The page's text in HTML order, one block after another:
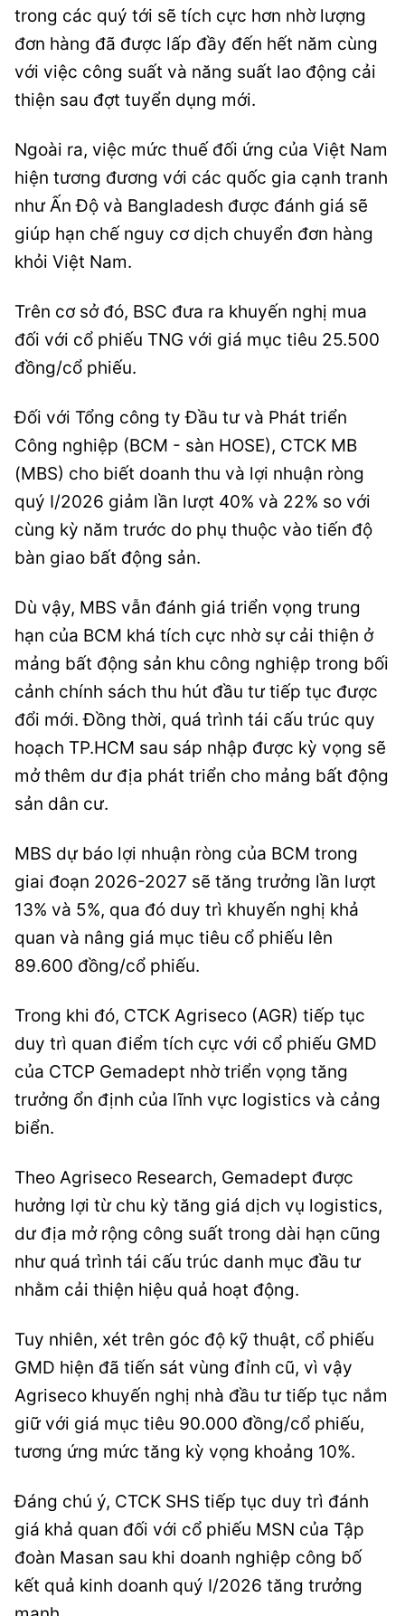
trong các quý tới sẽ tích cực hơn nhờ lượng
đơn hàng đã được lấp đầy đến hết năm cùng
với việc công suất và năng suất lao động cải
thiện sau đợt tuyển dụng mới.
Ngoài ra, việc mức thuế đối ứng của Việt Nam
hiện tương đương với các quốc gia cạnh tranh
như Ấn Độ và Bangladesh được đánh giá sẽ
giúp hạn chế nguy cơ dịch chuyển đơn hàng
khỏi Việt Nam.
Trên cơ sở đó, BSC đưa ra khuyến nghị mua
đối với cổ phiếu TNG với giá mục tiêu 25.500
đồng/cổ phiếu.
Đối với Tổng công ty Đầu tư và Phát triển
Công nghiệp (BCM - sàn HOSE), CTCK MB
(MBS) cho biết doanh thu và lợi nhuận ròng
quý I/2026 giảm lần lượt 40% và 22% so với
cùng kỳ năm trước do phụ thuộc vào tiến độ
bàn giao bất động sản.
Dù vậy, MBS vẫn đánh giá triển vọng trung
hạn của BCM khá tích cực nhờ sự cải thiện ở
mảng bất động sản khu công nghiệp trong bối
cảnh chính sách thu hút đầu tư tiếp tục được
đổi mới. Đồng thời, quá trình tái cấu trúc quy
hoạch TP.HCM sau sáp nhập được kỳ vọng sẽ
mở thêm dư địa phát triển cho mảng bất động
sản dân cư.
MBS dự báo lợi nhuận ròng của BCM trong
giai đoạn 2026-2027 sẽ tăng trưởng lần lượt
13% và 5%, qua đó duy trì khuyến nghị khả
quan và nâng giá mục tiêu cổ phiếu lên
89.600 đồng/cổ phiếu.
Trong khi đó, CTCK Agriseco (AGR) tiếp tục
duy trì quan điểm tích cực với cổ phiếu GMD
của CTCP Gemadept nhờ triển vọng tăng
trưởng ổn định của lĩnh vực logistics và cảng
biển.
Theo Agriseco Research, Gemadept được
hưởng lợi từ chu kỳ tăng giá dịch vụ logistics,
dư địa mở rộng công suất trong dài hạn cũng
như quá trình tái cấu trúc danh mục đầu tư
nhằm cải thiện hiệu quả hoạt động.
Tuy nhiên, xét trên góc độ kỹ thuật, cổ phiếu
GMD hiện đã tiến sát vùng đỉnh cũ, vì vậy
Agriseco khuyến nghị nhà đầu tư tiếp tục nắm
giữ với giá mục tiêu 90.000 đồng/cổ phiếu,
tương ứng mức tăng kỳ vọng khoảng 10%.
Đáng chú ý, CTCK SHS tiếp tục duy trì đánh
giá khả quan đối với cổ phiếu MSN của Tập
đoàn Masan sau khi doanh nghiệp công bố
kết quả kinh doanh quý I/2026 tăng trưởng